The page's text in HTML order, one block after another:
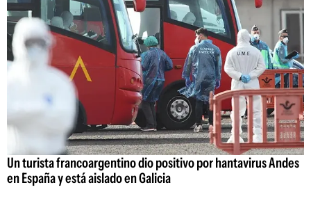
Un turista francoargentino dio positivo por hantavirus Andes
en España y está aislado en Galicia